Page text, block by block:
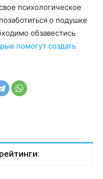
психологическое
о подушке
обзавестись
помогут создать